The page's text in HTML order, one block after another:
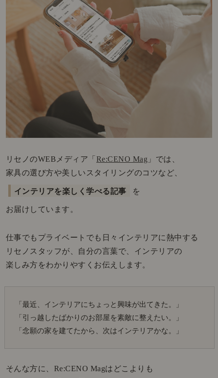
リセノのWEBメディア「 Re:CENO Mag 」では、
家具の選び方や美しいスタイリングのコツなど、
インテリアを楽しく学べる記事 を
お届けしています。
仕事でもプライベートでも日々インテリアに熱中する
リセノスタッフが、自分の言葉で、インテリアの
楽しみ方をわかりやすくお伝えします。
「最近、インテリアにちょっと興味が出てきた。」
「引っ越したばかりのお部屋を素敵に整えたい。」
「念願の家を建てたから、次はインテリアかな。」
そんな方に、Re:CENO Magはどこよりも